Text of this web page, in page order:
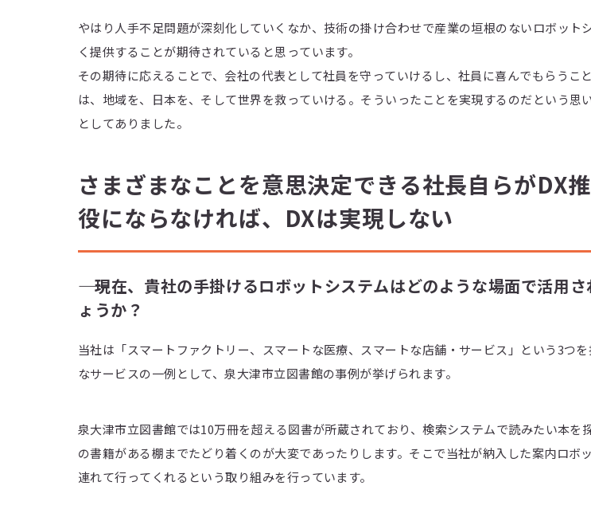
やはり人手不足問題が深刻化していくなか、技術の掛け合わせで産業の垣根のないロボット
く提供することが期待されていると思っています。
その期待に応えることで、会社の代表として社員を守っていけるし、社員に喜んでもらうこ
は、地域を、日本を、そして世界を救っていける。そういったことを実現するのだという思
としてありました。
さまざまなことを意思決定できる社長自らがDX
役にならなければ、DXは実現しない
―― 現在、貴社の手掛けるロボットシステムはどのような場面で活用
ょうか？
当社は「スマートファクトリー、スマートな医療、スマートな店舗・サービス」という3つ
なサービスの一例として、泉大津市立図書館の事例が挙げられます。
泉大津市立図書館では10万冊を超える図書が所蔵されており、検索システムで読みたい本を
の書籍がある棚までたどり着くのが大変であったりします。そこで当社が納入した案内ロボ
連れて行ってくれるという取り組みを行っています。